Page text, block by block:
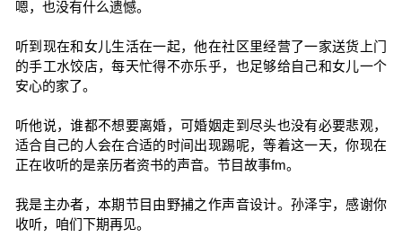
嗯，也没有什么遗憾。
听到现在和女儿生活在一起，他在社区里经营了一家送货上门
的手工水饺店，每天忙得不亦乐乎，也足够给自己和女儿一个
安心的家了。
听他说，谁都不想要离婚，可婚姻走到尽头也没有必要悲观，
适合自己的人会在合适的时间出现踢呢，等着这一天，你现在
正在收听的是亲历者资书的声音。节目故事fm。
我是主办者，本期节目由野捕之作声音设计。孙泽宇，感谢你
收听，咱们下期再见。